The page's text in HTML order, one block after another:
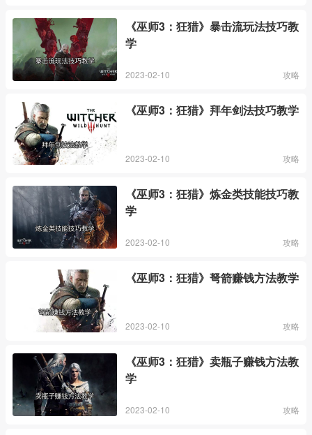
《巫师3：狂猎》暴击流玩法技巧教
学
2023-02-10 攻略
《巫师3：狂猎》拜年剑法技巧教学
2023-02-10 攻略
《巫师3：狂猎》炼金类技能技巧教
学
2023-02-10 攻略
《巫师3：狂猎》弩箭赚钱方法教学
2023-02-10 攻略
《巫师3：狂猎》卖瓶子赚钱方法教
学
2023-02-10 攻略